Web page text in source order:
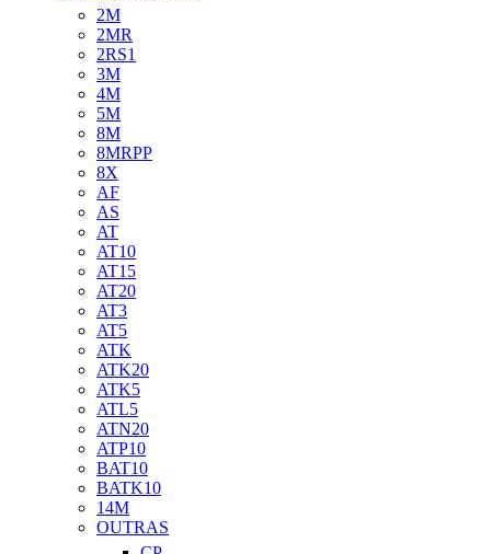
2M
2MR
2RS1
3M
4M
5M
8M
8MRPP
8X
AF
AS
AT
AT10
AT15
AT20
AT3
AT5
ATK
ATK20
ATK5
ATL5
ATN20
ATP10
BAT10
BATK10
14M
OUTRAS